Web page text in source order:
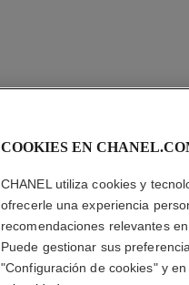
COOKIES EN
CHANEL utiliza cookies y
ofrecerle una experiencia
recomendaciones relevantes
Puede gestionar sus
"Configuración de cookies" y